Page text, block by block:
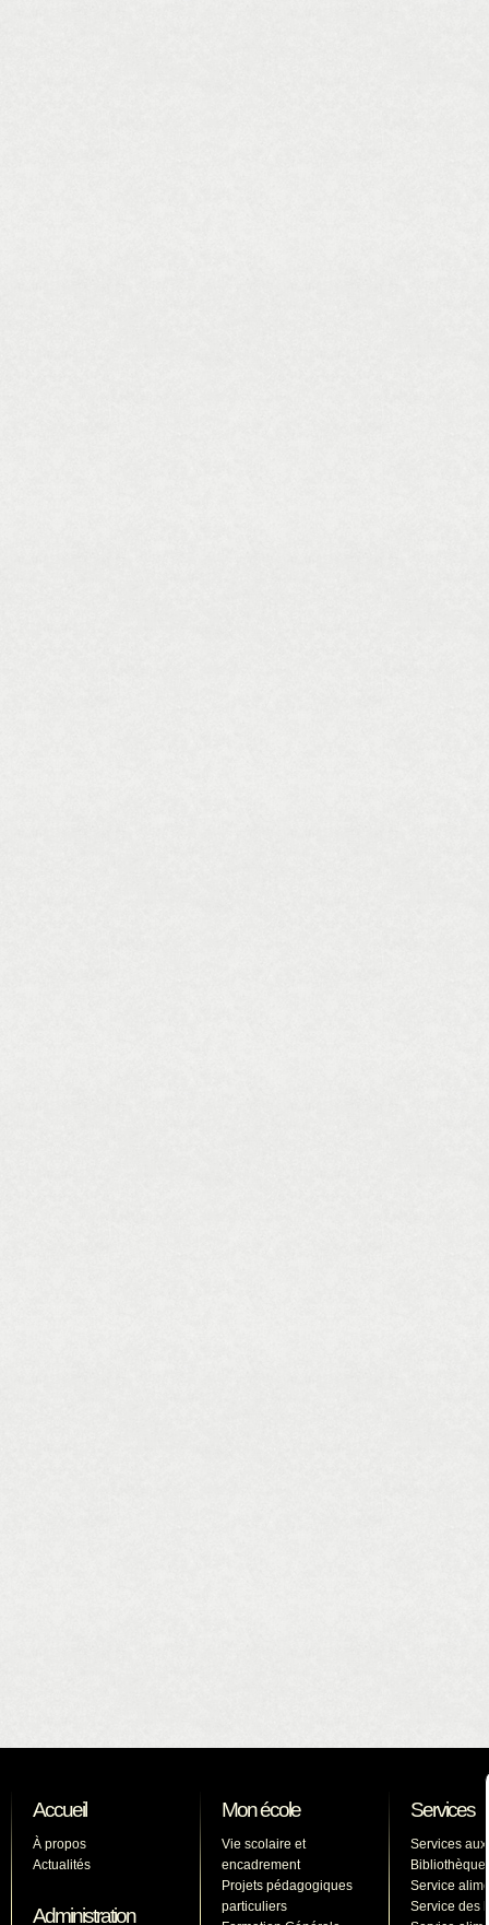
Accueil
À propos
Actualités
Administration
Mon école
Vie scolaire et
encadrement
Projets pédagogiques
particuliers
Services
Services
Bibliothèque
Service
Service des